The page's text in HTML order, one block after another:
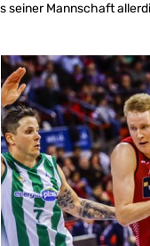
seiner Mannschaft